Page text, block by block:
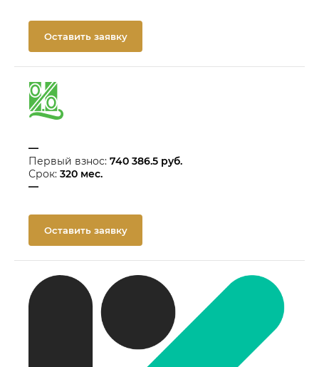
Оставить заявку
—
Первый взнос: 740 386.5 руб.
Срок: 320 мес.
—
Оставить заявку